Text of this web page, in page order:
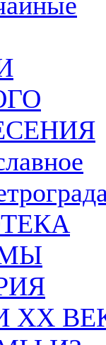
ХХ